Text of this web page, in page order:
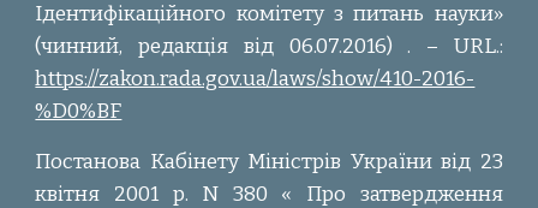
Ідентифікаційного комітету з питань науки»
(чинний, редакція від 06.07.2016) . – URL.:
https://zakon.rada.gov.ua/laws/show/410-2016-
%D0%BF
Постанова Кабінету Міністрів України від 23
квітня 2001 р. N 380 « Про затвердження